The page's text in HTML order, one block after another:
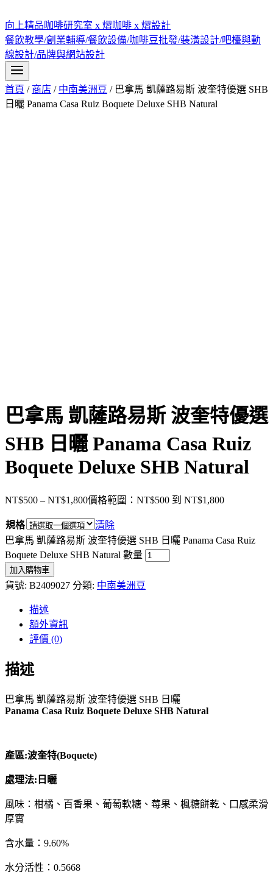
向上精品咖啡研究室 x 熠咖啡 x 熠設計
餐飲教學/創業輔導/餐飲設備/咖啡豆批發/裝潢設計/吧檯與動
線設計/品牌與網站設計
首頁 / 商店 / 中南美洲豆 / 巴拿馬 凱薩路易斯 波奎特優選 SHB
日曬 Panama Casa Ruiz Boquete Deluxe SHB Natural
巴拿馬 凱薩路易斯 波奎特優選
SHB 日曬 Panama Casa Ruiz
Boquete Deluxe SHB Natural
NT$500 – NT$1,800價格範圍：NT$500 到 NT$1,800
規格
清除
巴拿馬 凱薩路易斯 波奎特優選 SHB 日曬 Panama Casa Ruiz
Boquete Deluxe SHB Natural 數量
加入購物車
貨號: B2409027 分類: 中南美洲豆
描述
額外資訊
評價 (0)
描述
巴拿馬 凱薩路易斯 波奎特優選 SHB 日曬
Panama Casa Ruiz Boquete Deluxe SHB Natural
產區:波奎特(Boquete)
處理法:日曬
風味：柑橘、百香果、葡萄軟糖、莓果、楓糖餅乾、口感柔滑
厚實
含水量：9.60%
水分活性：0.5668